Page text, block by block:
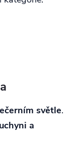
světle.
a